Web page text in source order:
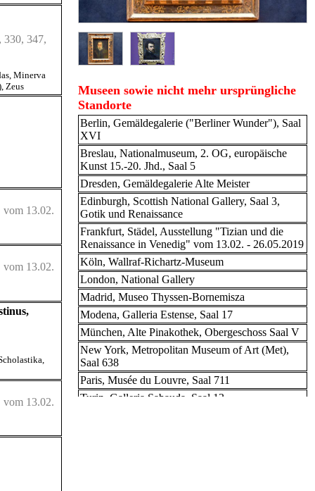
330, 347,
, Minerva
, Zeus
vom 13.02.
vom 13.02.
vom 13.02.
Museen sowie nicht mehr ursprüngliche
Standorte
Berlin, Gemäldegalerie ("Berliner Wunder"), Saal
XVI
Breslau, Nationalmuseum, 2. OG, europäische
Kunst 15.-20. Jhd., Saal 5
Dresden, Gemäldegalerie Alte Meister
Edinburgh, Scottish National Gallery, Saal 3,
Gotik und Renaissance
Frankfurt, Städel, Ausstellung "Tizian und die
Renaissance in Venedig" vom 13.02. - 26.05.2019
Köln, Wallraf-Richartz-Museum
London, National Gallery
Madrid, Museo Thyssen-Bornemisza
Modena, Galleria Estense, Saal 17
München, Alte Pinakothek, Obergeschoss Saal V
New York, Metropolitan Museum of Art (Met),
Saal 638
Paris, Musée du Louvre, Saal 711
Turin, Galleria Sabauda, Saal 13